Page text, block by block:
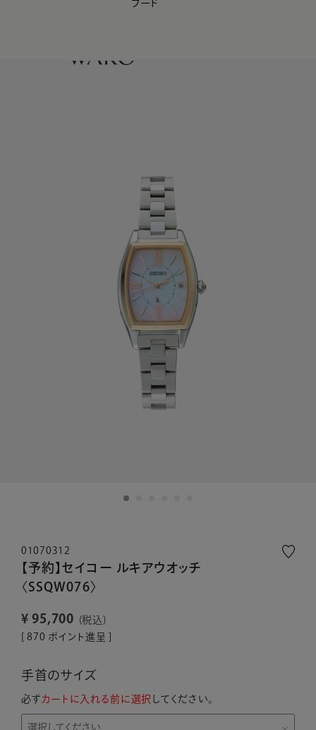
【会員様限定】夏のプレゼントキャンペーン開催中
フード
01070312
【予約】セイコー ルキアウオッチ
〈SSQW076〉
¥ 95,700
税込
870 ポイント進呈 ]
手首のサイズ
必ず カートに入れる前に選択 してください。